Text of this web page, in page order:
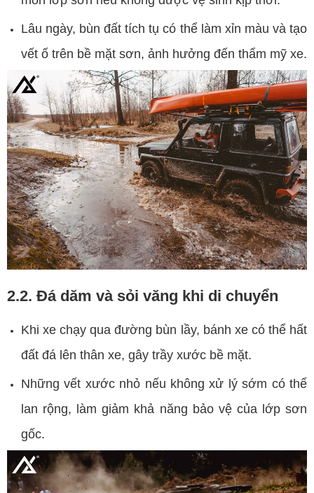
Lâu ngày, bùn đất tích tụ có thể làm xỉn màu và tạo
vết ố trên bề mặt sơn, ảnh hưởng đến thẩm mỹ xe.
2.2. Đá dăm và sỏi văng khi di chuyển
Khi xe chạy qua đường bùn lầy, bánh xe có thể hất
đất đá lên thân xe, gây trầy xước bề mặt.
Những vết xước nhỏ nếu không xử lý sớm có thể
lan rộng, làm giảm khả năng bảo vệ của lớp sơn
gốc.